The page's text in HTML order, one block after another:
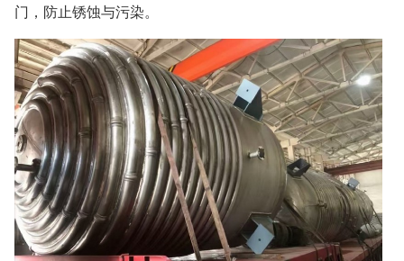
门，防止锈蚀与污染。